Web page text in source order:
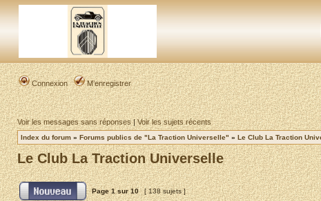
Connexion M’enregistrer
Voir les messages sans réponses|Voir les sujets récents
Index du forum » Forums publics de "La Traction Universelle" » Le Club La Traction
Le Club La Traction Universelle
Page1sur10 [ 138 sujets ]